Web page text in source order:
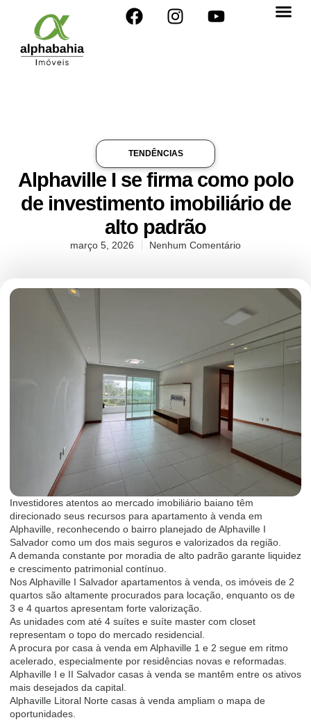
TENDÊNCIAS
Alphaville I se firma como polo
de investimento imobiliário de
alto padrão
março 5, 2026 Nenhum Comentário
Investidores atentos ao mercado imobiliário baiano têm
direcionado seus recursos para apartamento à venda em
Alphaville, reconhecendo o bairro planejado de Alphaville I
Salvador como um dos mais seguros e valorizados da região.
A demanda constante por moradia de alto padrão garante liquidez
e crescimento patrimonial contínuo.
Nos Alphaville I Salvador apartamentos à venda, os imóveis de 2
quartos são altamente procurados para locação, enquanto os de
3 e 4 quartos apresentam forte valorização.
As unidades com até 4 suítes e suíte master com closet
representam o topo do mercado residencial.
A procura por casa à venda em Alphaville 1 e 2 segue em ritmo
acelerado, especialmente por residências novas e reformadas.
Alphaville I e II Salvador casas à venda se mantêm entre os ativos
mais desejados da capital.
Alphaville Litoral Norte casas à venda ampliam o mapa de
oportunidades.